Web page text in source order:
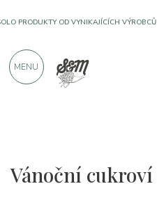
Vánoční cukroví
PRODUKTY OD VYNIKAJÍCÍCH VÝROBCŮ
NEŽ 900 POZITIVNÍCH RECENZÍ
MENU